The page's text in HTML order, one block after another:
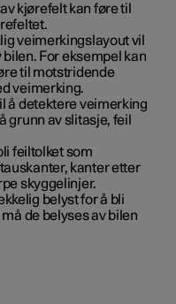
kjørefelt kan føre til
veimerkingslayout vil
For eksempel kan
til motstridende
veimerking.
å detektere veimerking
grunn av slitasje, feil
feiltolket som
kanter etter
skyggelinjer.
belyst for å bli
de belyses av bilen